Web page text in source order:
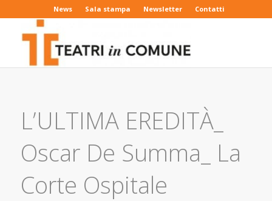
News Sala stampa Newsletter Contatti
L’ULTIMA EREDITÀ_
Oscar De Summa_ La
Corte Ospitale